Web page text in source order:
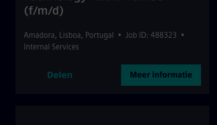
(f/m/d)
Amadora, Lisboa, Portugal • Job ID: 488323 •
Internal Services
Delen Meer informatie